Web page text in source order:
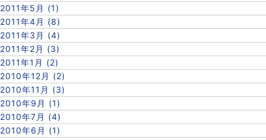
2011年5月 (1)
2011年4月 (8)
2011年3月 (4)
2011年2月 (3)
2011年1月 (2)
2010年12月 (2)
2010年11月 (3)
2010年9月 (1)
2010年7月 (4)
2010年6月 (1)